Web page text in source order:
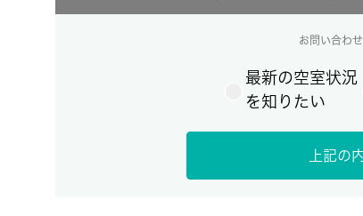
お問い合わ
最新の空室状況
を知りたい
上記の